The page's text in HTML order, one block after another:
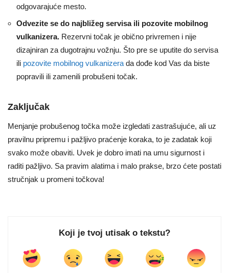
odgovarajuće mesto.
Odvezite se do najbližeg servisa ili pozovite mobilnog
vulkanizera. Rezervni točak je obično privremen i nije
dizajniran za dugotrajnu vožnju. Što pre se uputite do servisa
ili pozovite mobilnog vulkanizerada dođe kod Vas da biste
popravili ili zamenili probušeni točak.
Zaključak
Menjanje probušenog točka može izgledati zastrašujuće, ali uz
pravilnu pripremu i pažljivo praćenje koraka, to je zadatak koji
svako može obaviti. Uvek je dobro imati na umu sigurnost i
raditi pažljivo. Sa pravim alatima i malo prakse, brzo ćete postati
stručnjak u promeni točkova!
Koji je tvoj utisak o tekstu?